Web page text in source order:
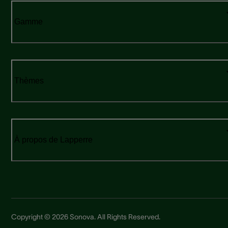
Gamme
Thèmes
À propos de Lapperre
Copyright © 2026 Sonova. All Rights Reserved.